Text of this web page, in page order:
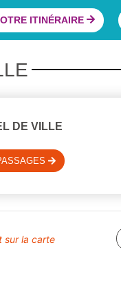
ITINÉRAIRE
DE VILLE
sur la carte